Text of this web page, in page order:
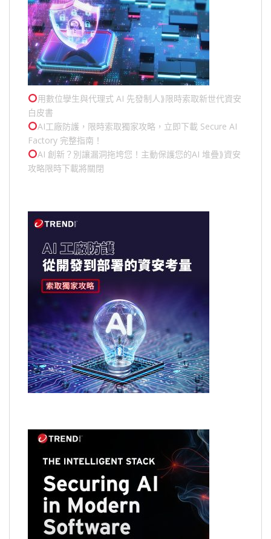
用數位孿生與代理式 AI 先發制人⟫限時索取新世代資安
白皮書
AI工廠防護，限時索取獨家攻略，立即下載 Secure AI
Factory 完整指南！
AI 創新？別讓漏洞拖垮您！主動保護您的AI 堆疊⟫資安
攻略限時下載將關閉